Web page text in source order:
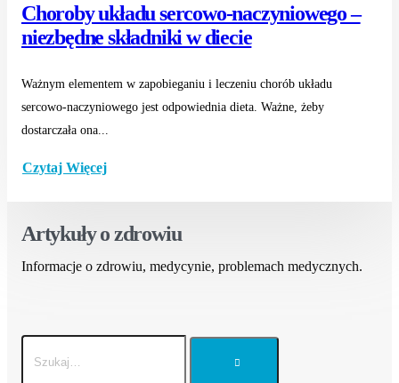
Choroby układu sercowo-naczyniowego –
niezbędne składniki w diecie
Ważnym elementem w zapobieganiu i leczeniu chorób układu
sercowo-naczyniowego jest odpowiednia dieta. Ważne, żeby
dostarczała ona...
Czytaj Więcej
Artykuły o zdrowiu
Informacje o zdrowiu, medycynie, problemach medycznych.